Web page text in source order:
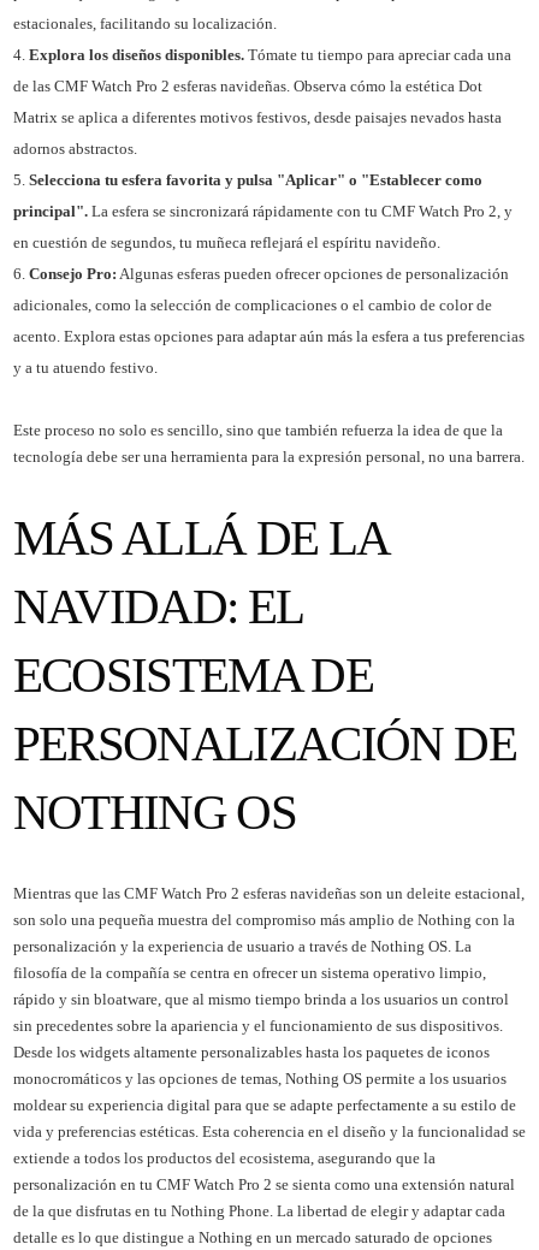
estacionales, facilitando su localización.
Explora los diseños disponibles.Tómate tu tiempo para apreciar cada una
de las CMF Watch Pro 2 esferas navideñas. Observa cómo la estética Dot
Matrix se aplica a diferentes motivos festivos, desde paisajes nevados hasta
adornos abstractos.
Selecciona tu esfera favorita y pulsa "Aplicar" o "Establecer como
principal".La esfera se sincronizará rápidamente con tu CMF Watch Pro 2, y
en cuestión de segundos, tu muñeca reflejará el espíritu navideño.
Consejo Pro: Algunas esferas pueden ofrecer opciones de personalización
adicionales, como la selección de complicaciones o el cambio de color de
acento. Explora estas opciones para adaptar aún más la esfera a tus preferencias
y a tu atuendo festivo.
Este proceso no solo es sencillo, sino que también refuerza la idea de que la
tecnología debe ser una herramienta para la expresión personal, no una barrera.
MÁS ALLÁ DE LA
NAVIDAD: EL
ECOSISTEMA DE
PERSONALIZACIÓN DE
NOTHING OS
Mientras que las CMF Watch Pro 2 esferas navideñas son un deleite estacional,
son solo una pequeña muestra del compromiso más amplio de Nothing con la
personalización y la experiencia de usuario a través de Nothing OS. La
filosofía de la compañía se centra en ofrecer un sistema operativo limpio,
rápido y sin bloatware, que al mismo tiempo brinda a los usuarios un control
sin precedentes sobre la apariencia y el funcionamiento de sus dispositivos.
Desde los widgets altamente personalizables hasta los paquetes de iconos
monocromáticos y las opciones de temas, Nothing OS permite a los usuarios
moldear su experiencia digital para que se adapte perfectamente a su estilo de
vida y preferencias estéticas. Esta coherencia en el diseño y la funcionalidad se
extiende a todos los productos del ecosistema, asegurando que la
personalización en tu CMF Watch Pro 2 se sienta como una extensión natural
de la que disfrutas en tu Nothing Phone. La libertad de elegir y adaptar cada
detalle es lo que distingue a Nothing en un mercado saturado de opciones